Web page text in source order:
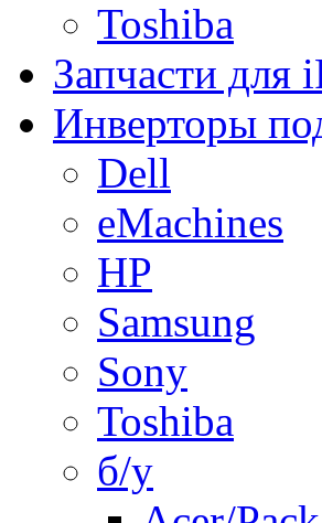
Toshiba
Запчасти для
Инверторы
Dell
eMachines
HP
Samsung
Sony
Toshiba
б/у